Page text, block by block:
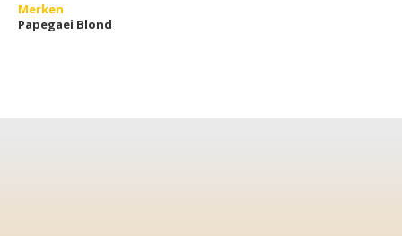
Merken
Papegaei Blond